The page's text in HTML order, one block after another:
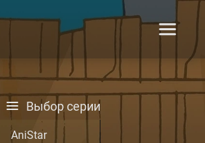
Выбор серии
AniStar